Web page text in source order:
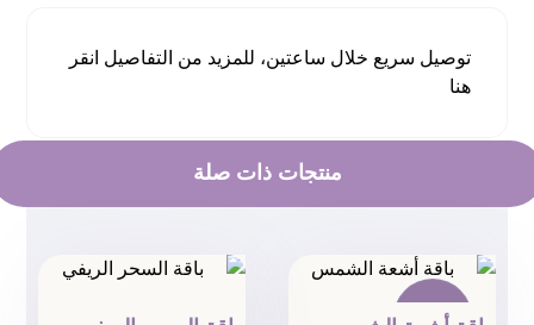
توصيل سريع خلال ساعتين، للمزيد من التفاصيل انقر
هنا
منتجات ذات صلة
تخفيض!